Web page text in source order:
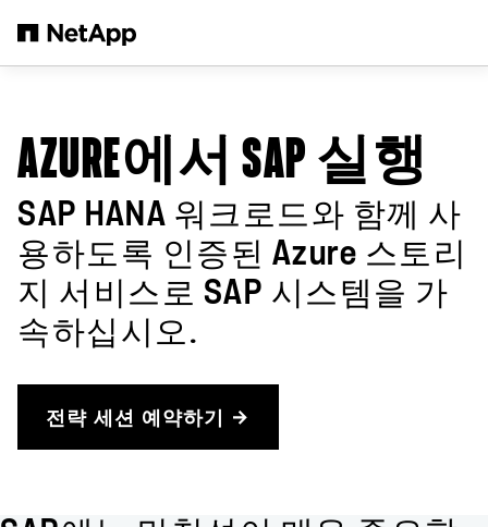
AZURE에서 SAP 실행
SAP HANA 워크로드와 함께 사
용하도록 인증된 Azure 스토리
지 서비스로 SAP 시스템을 가
속하십시오.
전략 세션 예약하기